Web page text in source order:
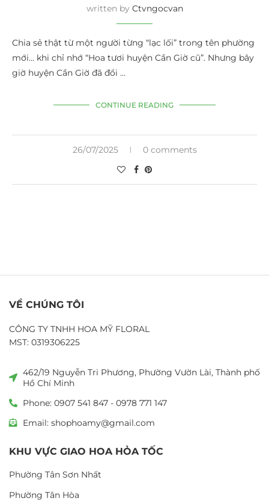
written by Ctvngocvan
Chia sẻ thật từ một người từng “lạc lối” trong tên phường
mới… khi chỉ nhớ “Hoa tươi huyện Cần Giờ cũ”. Nhưng bây
giờ huyện Cần Giờ đã đổi …
CONTINUE READING
26/07/2025 0 comments
VỀ CHÚNG TÔI
CÔNG TY TNHH HOA MỸ FLORAL
MST: 0319306225
462/19 Nguyễn Tri Phương, Phường Vườn Lài, Thành phố
Hồ Chí Minh
Phone: 0907 541 847 - 0978 771 147
Email: shophoamy@gmail.com
KHU VỰC GIAO HOA HỎA TỐC
Phường Tân Sơn Nhất
Phường Tân Hòa